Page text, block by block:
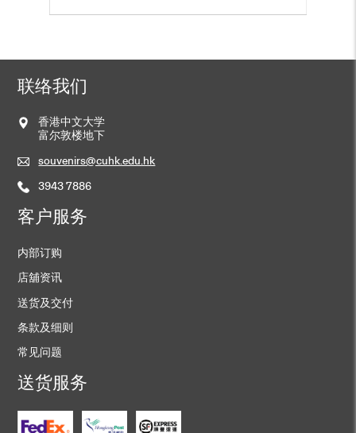
联络我们
香港中文大学
富尔敦楼地下
souvenirs@cuhk.edu.hk
3943 7886
客户服务
内部订购
店舖资讯
送货及交付
条款及细则
常见问题
送货服务